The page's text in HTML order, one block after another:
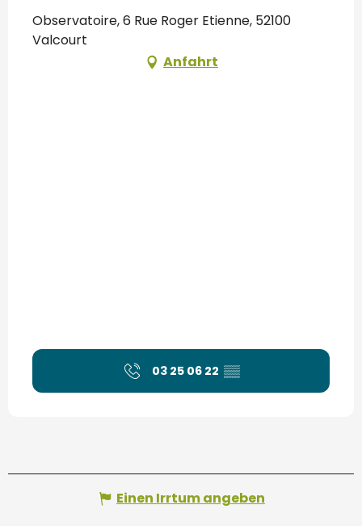
Observatoire, 6 Rue Roger Etienne, 52100
Valcourt
Anfahrt
03 25 06 22 ▒▒
Einen Irrtum angeben